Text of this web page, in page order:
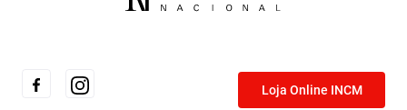
Loja Online INCM